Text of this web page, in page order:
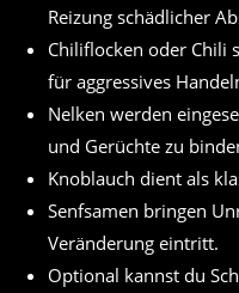
Reizung schädlicher
Chiliflocken oder Chili
für aggressives
Nelken werden
und Gerüchte zu
Knoblauch dient als
Senfsamen bringen
Veränderung eintritt.
Optional kannst du